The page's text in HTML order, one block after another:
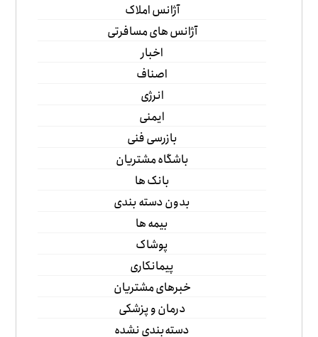
آژانس املاک
آژانس های مسافرتی
اخبار
اصناف
انرژی
ایمنی
بازرسی فنی
باشگاه مشتریان
بانک ها
بدون دسته بندی
بیمه ها
پوشاک
پیمانکاری
خبرهای مشتریان
درمان و پزشکی
دسته‌بندی نشده